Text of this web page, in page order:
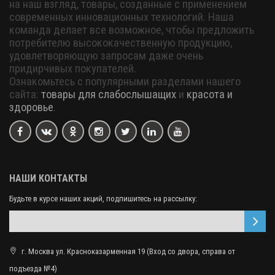
на наш взгляд, товары, созданные с применением
современных инновационных технологий. Наша
команда делает все возможное, чтобы предложить
потребителю высококачественную продукцию,
удовлетворяющую запросам даже очень
придирчивых покупателей.
Ознакомьтесь с популярными разделами нашего
сайта: товары для слабослышащих и красота и
здоровье.
НАШИ КОНТАКТЫ
Будьте в курсе наших акций, подпишитесь на рассылку:
г. Москва ул. Красноказарменная 19 (Вход со двора, справа от
подъезда №4)